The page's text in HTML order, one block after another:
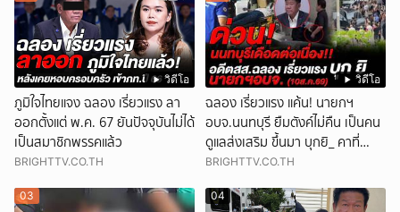
วิดีโอ
ภูมิใจไทยแจง ฉลอง เรี่ยวแรง ลา
ออกตั้งแต่ พ.ค. 67 ยันปัจจุบันไม่ได้
เป็นสมาชิกพรรคแล้ว
BRIGHTTV.CO.TH
วิดีโอ
ฉลอง เรี่ยวแรง แค้น! นายกฯ
อบจ.นนทบุรี ยืมตังค์ไม่คืน เป็นคน
ดูแลส่งเสริม ขึ้นมา บุกยิ_ คาที่
ทำงาน (10ส.ค.69)
BRIGHTTV.CO.TH
03 04